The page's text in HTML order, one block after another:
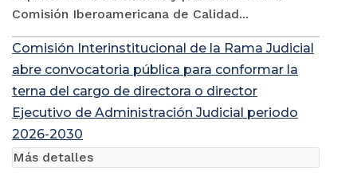
Bogotá D.C., 11 de junio de 2026.
(@Judicaturacsj). El magistrado del Consejo
Superior de la Judicatura y presidente de la
Comisión Iberoamericana de Calidad...
Comisión Interinstitucional de la Rama Judicial
abre convocatoria pública para conformar la